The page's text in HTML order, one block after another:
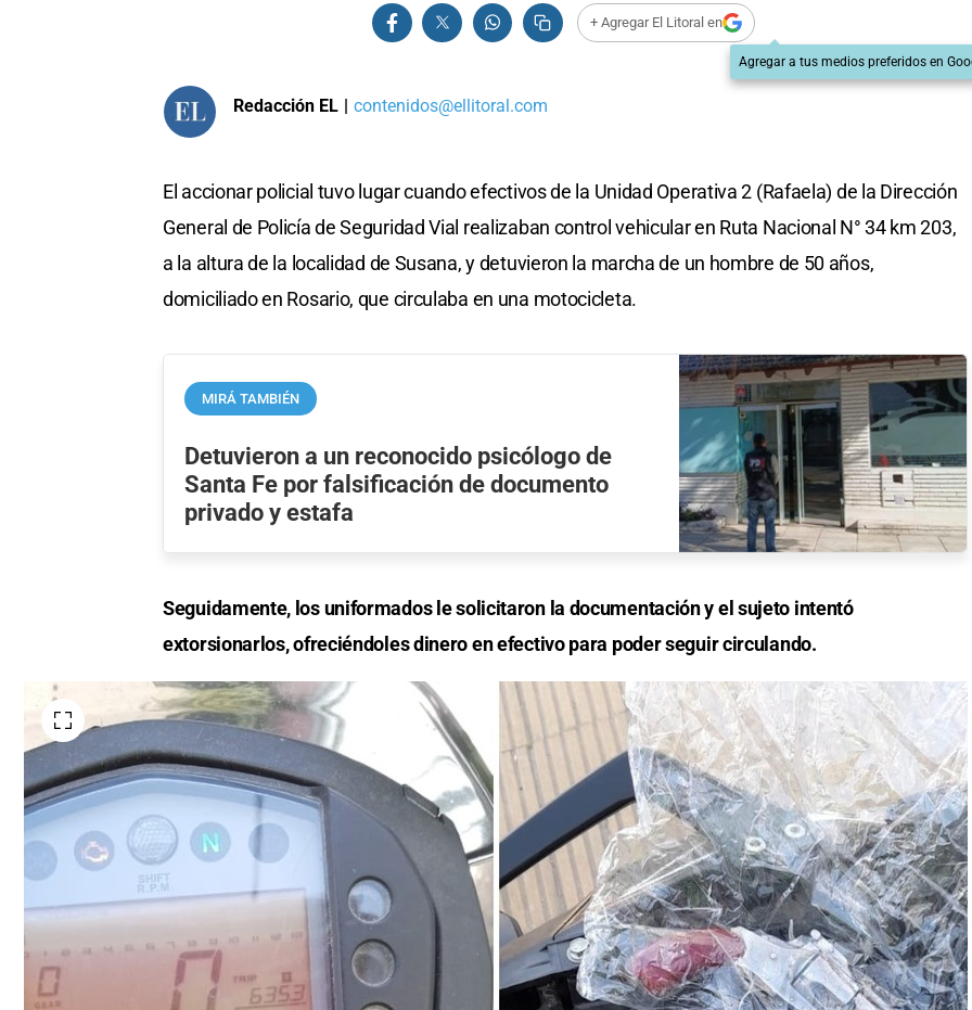
+ Agregar El Litoral en
Agregar a tus medios preferidos en
Redacción EL | contenidos@ellitoral.com
El accionar policial tuvo lugar cuando efectivos de la Unidad Operativa 2 (Rafaela) de la Dirección
General de Policía de Seguridad Vial realizaban control vehicular en Ruta Nacional N° 34 km 203,
a la altura de la localidad de Susana, y detuvieron la marcha de un hombre de 50 años,
domiciliado en Rosario, que circulaba en una motocicleta.
MIRÁ TAMBIÉN
Detuvieron a un reconocido psicólogo de
Santa Fe por falsificación de documento
privado y estafa
Seguidamente, los uniformados le solicitaron la documentación y el sujeto intentó
extorsionarlos, ofreciéndoles dinero en efectivo para poder seguir circulando.